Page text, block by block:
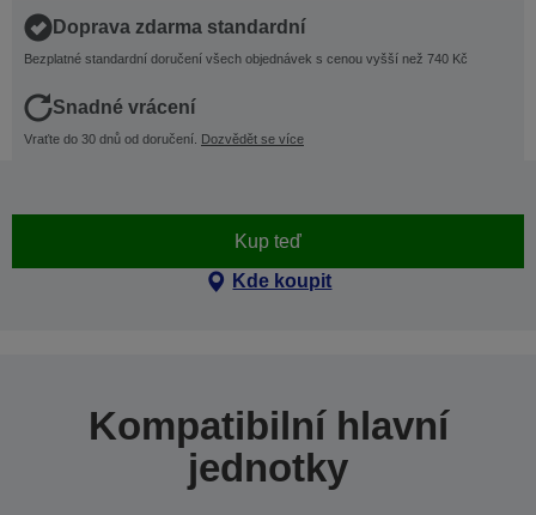
Doprava zdarma standardní
Bezplatné standardní doručení všech objednávek s cenou vyšší než 740 Kč
Snadné vrácení
Vraťte do 30 dnů od doručení. Dozvědět se více
Kup teď
Kde koupit
Kompatibilní hlavní
jednotky